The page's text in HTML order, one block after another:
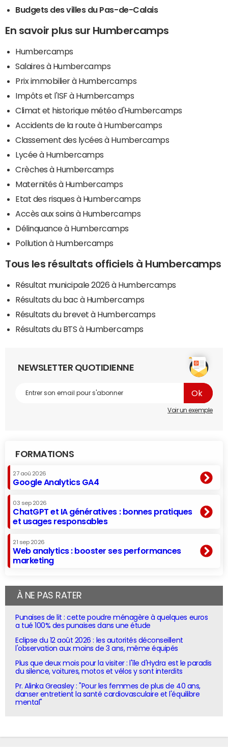
Budgets des villes du Pas-de-Calais
En savoir plus sur Humbercamps
Humbercamps
Salaires à Humbercamps
Prix immobilier à Humbercamps
Impôts et l'ISF à Humbercamps
Climat et historique météo d'Humbercamps
Accidents de la route à Humbercamps
Classement des lycées à Humbercamps
Lycée à Humbercamps
Crèches à Humbercamps
Maternités à Humbercamps
Etat des risques à Humbercamps
Accès aux soins à Humbercamps
Délinquance à Humbercamps
Pollution à Humbercamps
Tous les résultats officiels à Humbercamps
Résultat municipale 2026 à Humbercamps
Résultats du bac à Humbercamps
Résultats du brevet à Humbercamps
Résultats du BTS à Humbercamps
NEWSLETTER QUOTIDIENNE
Voir un exemple
FORMATIONS
27 aoû 2026
Google Analytics GA4
03 sep 2026
ChatGPT et IA génératives : bonnes pratiques
et usages responsables
21 sep 2026
Web analytics : booster ses performances
marketing
À NE PAS RATER
Punaises de lit : cette poudre ménagère à quelques euros
a tué 100% des punaises dans une étude
Eclipse du 12 août 2026 : les autorités déconseillent
l'observation aux moins de 3 ans, même équipés
Plus que deux mois pour la visiter : l'île d'Hydra est le paradis
du silence, voitures, motos et vélos y sont interdits
Pr. Alinka Greasley : "Pour les femmes de plus de 40 ans,
danser entretient la santé cardiovasculaire et l'équilibre
mental"